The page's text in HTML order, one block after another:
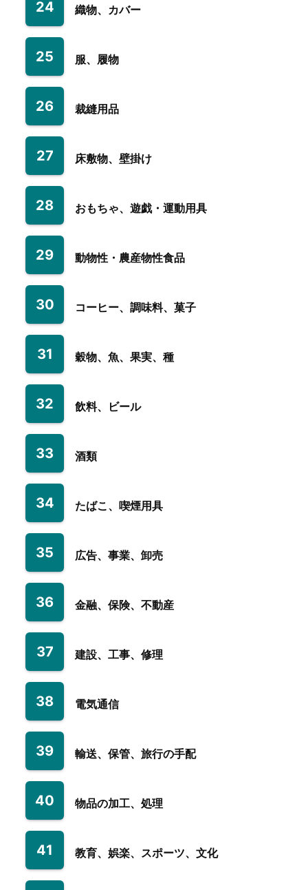
24 織物、カバー
25 服、履物
26 裁縫用品
27 床敷物、壁掛け
28 おもちゃ、遊戯・運動用具
29 動物性・農産物性食品
30 コーヒー、調味料、菓子
31 穀物、魚、果実、種
32 飲料、ビール
33 酒類
34 たばこ、喫煙用具
35 広告、事業、卸売
36 金融、保険、不動産
37 建設、工事、修理
38 電気通信
39 輸送、保管、旅行の手配
40 物品の加工、処理
41 教育、娯楽、スポーツ、文化